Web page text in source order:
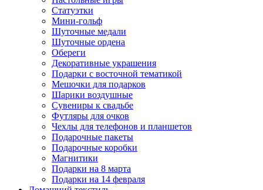
Статуэтки
Мини-гольф
Шуточные медали
Шуточные ордена
Обереги
Декоративные украшения
Подарки с восточной тематикой
Мешочки для подарков
Шарики воздушные
Сувениры к свадьбе
Футляры для очков
Чехлы для телефонов и планшетов
Подарочные пакеты
Подарочные коробки
Магнитики
Подарки на 8 марта
Подарки на 14 февраля